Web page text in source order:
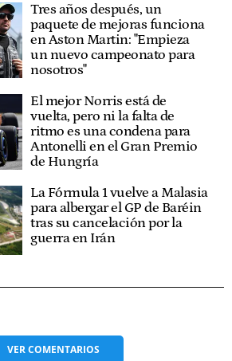
Tres años después, un
paquete de mejoras funciona
en Aston Martin: "Empieza
un nuevo campeonato para
nosotros"
El mejor Norris está de
vuelta, pero ni la falta de
ritmo es una condena para
Antonelli en el Gran Premio
de Hungría
La Fórmula 1 vuelve a Malasia
para albergar el GP de Baréin
tras su cancelación por la
guerra en Irán
VERCOMENTARIOS